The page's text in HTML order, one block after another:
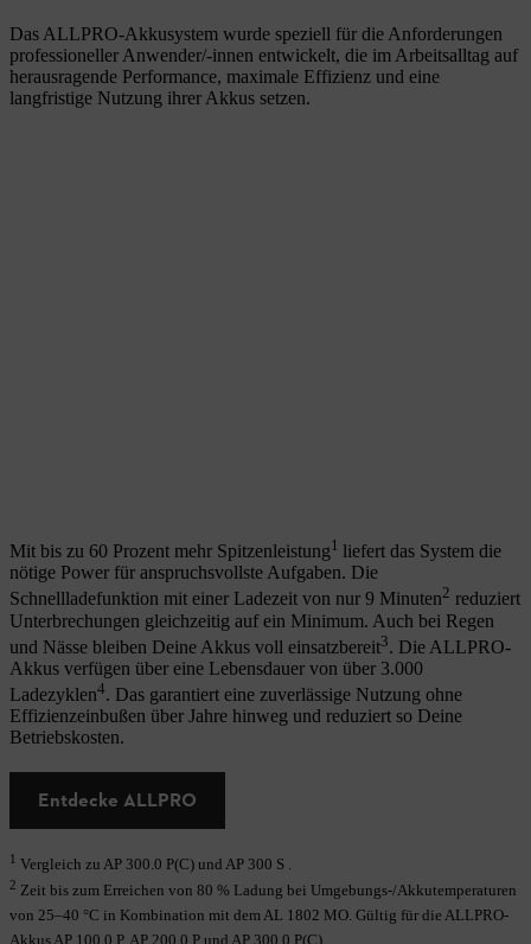
Das ALLPRO-Akkusystem wurde speziell für die Anforderungen
professioneller Anwender/-innen entwickelt, die im Arbeitsalltag auf
herausragende Performance, maximale Effizienz und eine
langfristige Nutzung ihrer Akkus setzen.
Mit bis zu 60 Prozent mehr Spitzenleistung1 liefert das System die
nötige Power für anspruchsvollste Aufgaben. Die
Schnellladefunktion mit einer Ladezeit von nur 9 Minuten2 reduziert
Unterbrechungen gleichzeitig auf ein Minimum. Auch bei Regen
und Nässe bleiben Deine Akkus voll einsatzbereit3. Die ALLPRO-
Akkus verfügen über eine Lebensdauer von über 3.000
Ladezyklen4. Das garantiert eine zuverlässige Nutzung ohne
Effizienzeinbußen über Jahre hinweg und reduziert so Deine
Betriebskosten.
Entdecke ALLPRO
1 Vergleich zu AP 300.0 P(C) und AP 300 S .
2 Zeit bis zum Erreichen von 80 % Ladung bei Umgebungs-/Akkutemperaturen
von 25–40 °C in Kombination mit dem AL 1802 MO. Gültig für die ALLPRO-
Akkus AP 100.0 P, AP 200.0 P und AP 300.0 P(C).